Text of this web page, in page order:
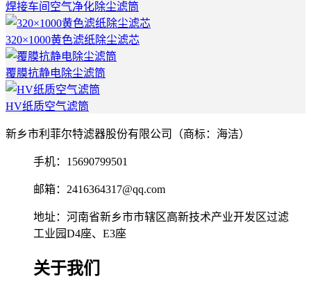
焊接车间空气净化除尘滤筒
320×1000黄色滤纸除尘滤芯
覆膜抗静电除尘滤筒
HV纸质空气滤筒
新乡市利菲尔特滤器股份有限公司（商标：海洁）
手机：15690799501
邮箱：2416364317@qq.com
地址：河南省新乡市市辖区高新技术产业开发区过滤
工业园D4座、E3座
关于我们